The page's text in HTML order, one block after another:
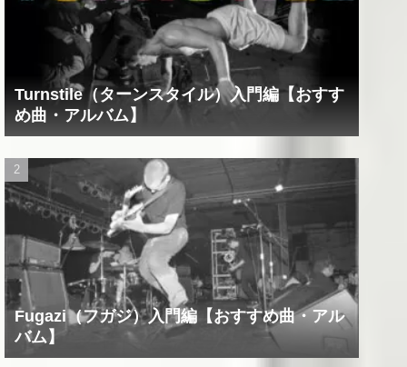
Turnstile（ターンスタイル）入門編【おすす
め曲・アルバム】
Fugazi（フガジ）入門編【おすすめ曲・アル
バム】